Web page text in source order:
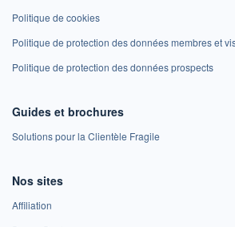
Politique de cookies
Politique de protection des données membres et
Politique de protection des données prospects
Guides et brochures
Solutions pour la Clientèle Fragile
Nos sites
Affiliation